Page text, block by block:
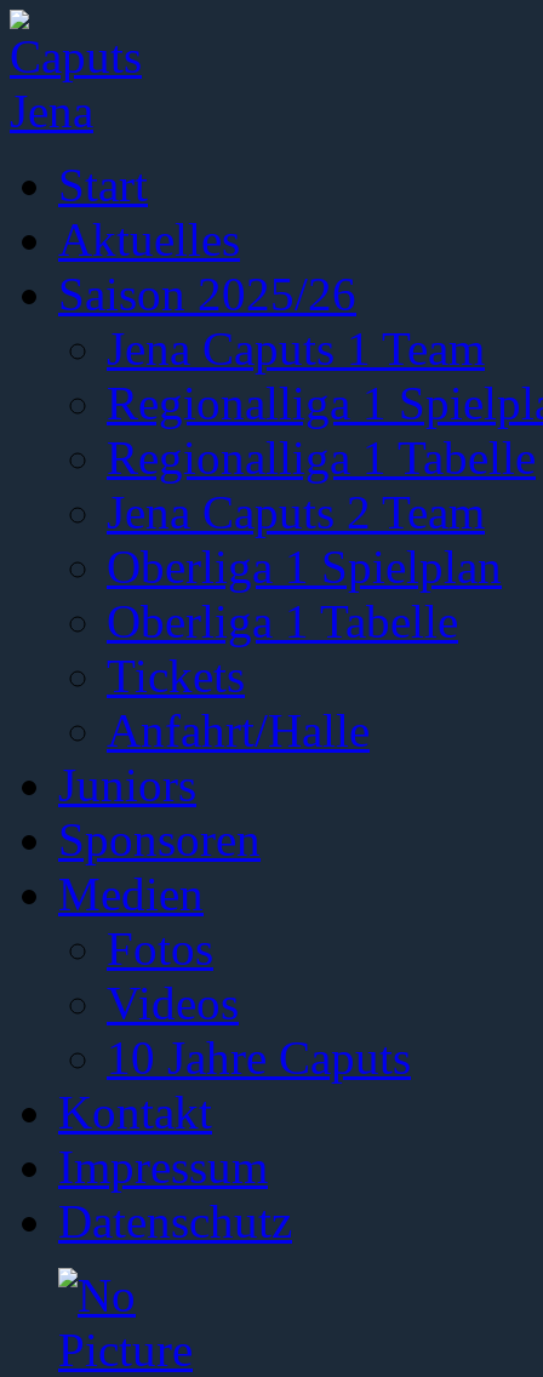
Start
Aktuelles
Saison 2025/26
Jena Caputs 1 Team
Regionalliga 1
Regionalliga 1 Tabelle
Jena Caputs 2 Team
Oberliga 1 Spielplan
Oberliga 1 Tabelle
Tickets
Anfahrt/Halle
Juniors
Sponsoren
Medien
Fotos
Videos
10 Jahre Caputs
Kontakt
Impressum
Datenschutz